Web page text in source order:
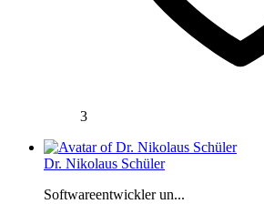
3
Dr. Nikolaus Schüler
Softwareentwickler un...